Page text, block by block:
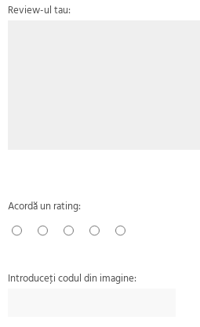
Review-ul tau:
Acordă un rating:
Introduceţi codul din imagine: